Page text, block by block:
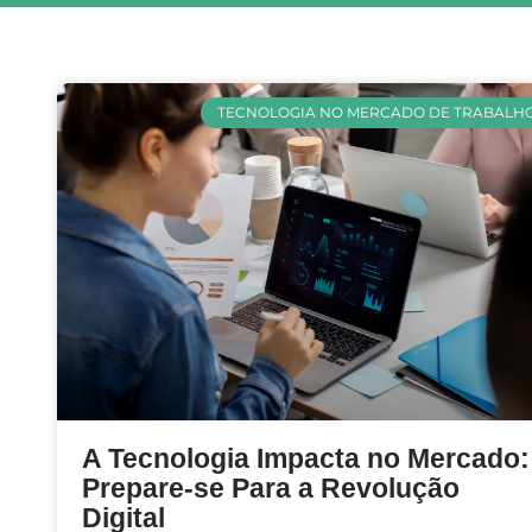
TECNOLOGIA NO MERCADO DE
A Tecnologia Impacta no Mercado:
Prepare-se Para a Revolução
Digital